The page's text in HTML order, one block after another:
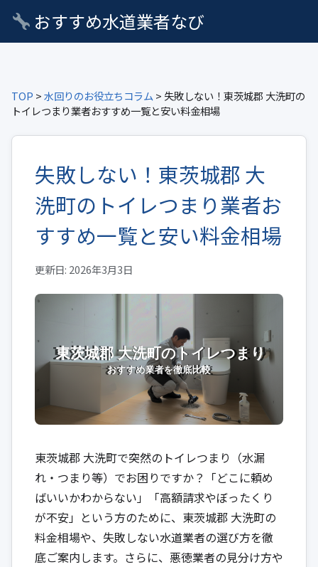
おすすめ水道業者なび
TOP >水回りのお役立ちコラム > 失敗しない！東茨城郡 大洗町の
トイレつまり業者おすすめ一覧と安い料金相場
失敗しない！東茨城郡 大
洗町のトイレつまり業者お
すすめ一覧と安い料金相場
更新日: 2026年3月3日
東茨城郡 大洗町で突然のトイレつまり（水漏
れ・つまり等）でお困りですか？「どこに頼め
ばいいかわからない」「高額請求やぼったくり
が不安」という方のために、東茨城郡 大洗町の
料金相場や、失敗しない水道業者の選び方を徹
底ご案内します。さらに、悪徳業者の見分け方や